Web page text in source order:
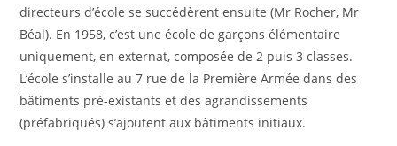
directeurs d’école se succédèrent ensuite (Mr Rocher, Mr
Béal). En 1958, c’est une école de garçons élémentaire
uniquement, en externat, composée de 2 puis 3 classes.
L’école s’installe au 7 rue de la Première Armée dans des
bâtiments pré-existants et des agrandissements
(préfabriqués) s’ajoutent aux bâtiments initiaux.